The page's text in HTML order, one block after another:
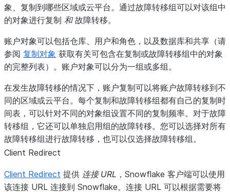
象、复制到哪些区域或云平台。通过故障转移组可以对该组中
的对象进行复制 和故障转移。
账户对象可以包括仓库、用户和角色，以及数据库和共享（请
参阅 复制对象 获取有关可包含在复制或故障转移组中的对象
的完整列表）。账户对象可以分为一组或多组。
在发生故障转移的情况下，账户复制可以将账户故障转移到不
同的区域或云平台。每个复制和故障转移组都有自己的复制时
间表，可以针对不同的对象组设置不同的复制频率。对于故障
转移组，它还可以单独启用组的故障转移。您可以选择对所有
故障转移组进行故障转移，也可以仅选择故障转移组。
Client Redirect
Client Redirect 提供 连接 URL ，Snowflake 客户端可以使用
该连接 URL 连接到 Snowflake。连接 URL 可以根据需要将